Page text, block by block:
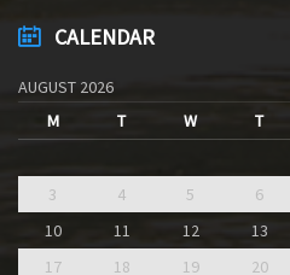
CALENDAR
AUGUST 2026
M
T W T
3
4 5 6
10
11 12 13
17
18 19 20